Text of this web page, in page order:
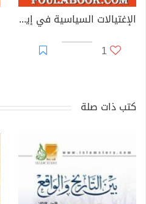
الإغتيالات السياسية في إيران
1
كتب ذات صلة